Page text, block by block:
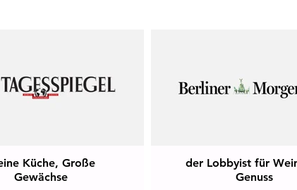
Küche, Große
Gewächse
der Lobbyist für
Genuss